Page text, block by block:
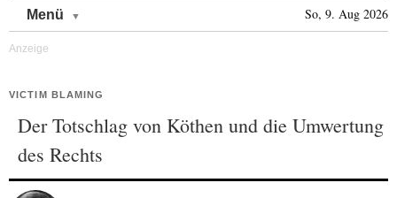
Menü So, 9. Aug 2026
VICTIM BLAMING
Der Totschlag von Köthen und die Umwertung
des Rechts